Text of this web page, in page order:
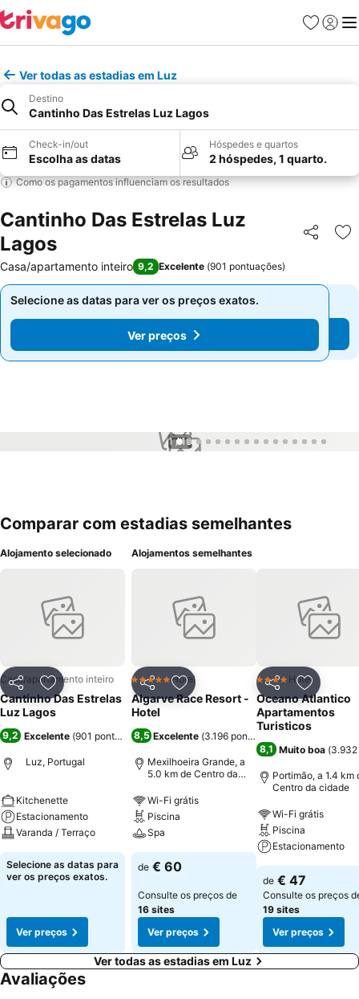
Favoritos
Iniciar
Ver todas as estadias em Luz
Destino
Cantinho Das Estrelas Luz Lagos
Check-in/out
Escolha as datas
Hóspedes e quartos
2 hóspedes, 1 quarto.
Como os pagamentos influenciam os resultados
Cantinho Das Estrelas Luz
Lagos
Partilhar
Casa/apartamento inteiro 9,2 Excelente (901 pontuações)
Selecione as datas para ver os preços exatos.
Ver preços
Selecione as datas para ver os preços exatos.
Ver preços
1 / 16
Comparar com estadias semelhantes
Alojamento selecionado
PartilharAdicionar aos favoritos
Casa/apartamento inteiro
Cantinho Das Estrelas
Luz Lagos
9,2 Excelente (901 pontuações)
Luz, Portugal
Kitchenette
Estacionamento
Varanda / Terraço
Selecione as datas para
ver os preços exatos.
Ver preços
Alojamentos semelhantes
PartilharAdicionar aos favoritos
5 EstrelasHotel
Algarve Race Resort -
Hotel
8,5 Excelente (3.196 pontuações
Mexilhoeira Grande, a
5.0 km de Centro da
Wi-Fi grátis
Piscina
Spa
de € 60
Consulte os preços de
16 sites
Ver preços
Partilhar
4 EstrelasHotel
Oceano Atlantico
Apartamentos
Turisticos
8,1 Muito boa (3.932
Portimão, a 1.4 km
Centro da cidade
Wi-Fi grátis
Piscina
Estacionamento
de € 47
Consulte os preços
19 sites
Ver preços
Ver todas as estadias em Luz
Avaliações